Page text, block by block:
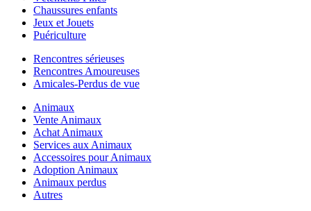
Chaussures enfants
Jeux et Jouets
Puériculture
Rencontres sérieuses
Rencontres Amoureuses
Amicales-Perdus de vue
Animaux
Vente Animaux
Achat Animaux
Services aux Animaux
Accessoires pour Animaux
Adoption Animaux
Animaux perdus
Autres